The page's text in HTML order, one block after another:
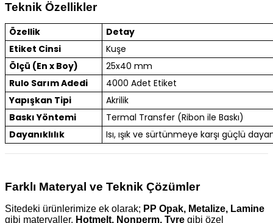
Teknik Özellikler
Özellik
Detay
Etiket Cinsi
Kuşe
Ölçü (En x Boy)
25x40 mm
Rulo Sarım Adedi
4000 Adet Etiket
Yapışkan Tipi
Akrilik
Baskı Yöntemi
Termal Transfer (Ribon ile Baskı)
Dayanıklılık
Isı, ışık ve sürtünmeye karşı güçlü
Farklı Materyal ve Teknik Çözümler
Sitedeki ürünlerimize ek olarak; PP Opak, Metalize, Lamine
gibi materyaller, Hotmelt, Nonperm, Tyre gibi özel